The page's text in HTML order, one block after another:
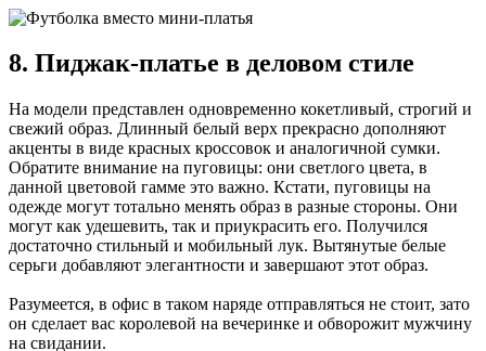
8. Пиджак-платье в деловом стиле
На модели представлен одновременно кокетливый, строгий и
свежий образ. Длинный белый верх прекрасно дополняют
акценты в виде красных кроссовок и аналогичной сумки.
Обратите внимание на пуговицы: они светлого цвета, в
данной цветовой гамме это важно. Кстати, пуговицы на
одежде могут тотально менять образ в разные стороны. Они
могут как удешевить, так и приукрасить его. Получился
достаточно стильный и мобильный лук. Вытянутые белые
серьги добавляют элегантности и завершают этот образ.
Разумеется, в офис в таком наряде отправляться не стоит, зато
он сделает вас королевой на вечеринке и обворожит мужчину
на свидании.